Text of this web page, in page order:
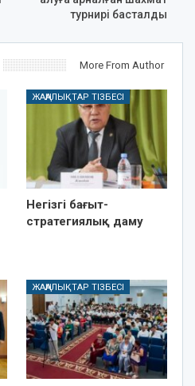
турнирі басталды
More From Author
ЖАҢАЛЫҚТАР ТІЗБЕСІ
Негізгі бағыт-
стратегиялық даму
ЖАҢАЛЫҚТАР ТІЗБЕСІ